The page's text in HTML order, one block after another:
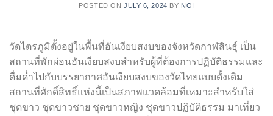
POSTED ON JULY 6, 2024 BY NOI
วัดไตรภูมิตั้งอยู่ในพื้นที่อันเงียบสงบของจังหวัดกาฬสินธุ์ เป็น
สถานที่พักผ่อนอันเงียบสงบสำหรับผู้ที่ต้องการปฏิบัติธรรมและ
ดื่มด่ำไปกับบรรยากาศอันเงียบสงบของวัดไทยแบบดั้งเดิม
สถานที่ศักดิ์สิทธิ์แห่งนี้เป็นสภาพแวดล้อมที่เหมาะสำหรับใส่
ชุดขาว ชุดขาวชาย ชุดขาวหญิง ชุดขาวปฏิบัติธรรม มาเที่ยว